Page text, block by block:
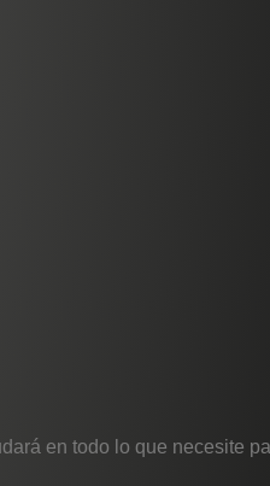
en todo lo que necesite